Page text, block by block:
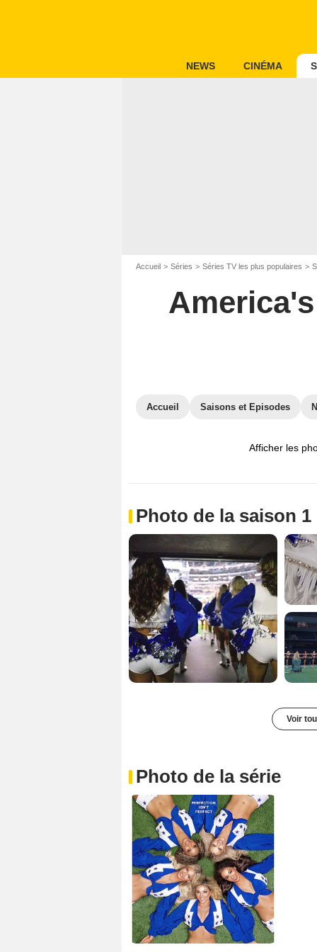
NEWS CINÉMA
Accueil Séries Séries TV les plus populaires
Accueil Saisons et Episodes
Afficher les
Photo de la saison 1
Voir
Photo de la série